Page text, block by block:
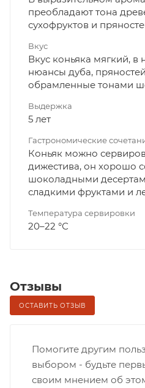
преобладают тона
сухофруктов и
Вкус
Вкус коньяка мягкий,
нюансы дуба,
обрамленные тонами
Выдержка
5 лет
Гастрономические
Коньяк можно
дижестива, он хорошо
шоколадными
сладкими фруктами и
Температура сервировки
20–22 °С
Отзывы
ОСТАВИТЬ ОТЗЫВ
Помогите другим
выбором - будьте
своим мнением об